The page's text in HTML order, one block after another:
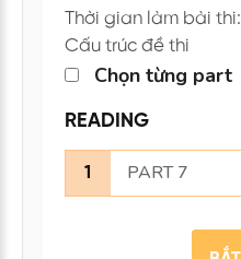
Thời gian làm bài thi:
Cấu trúc đề thi
Chọn từng part
READING
1 PART 7